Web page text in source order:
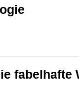
fabelhafte